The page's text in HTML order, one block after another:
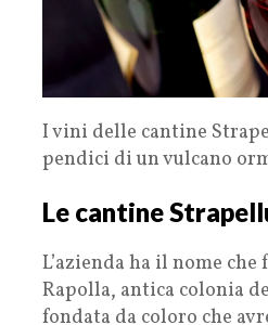
I vini delle cantine
pendici di un vulcano
Le cantine
L’azienda ha il nome
Rapolla, antica colonia
fondata da coloro che